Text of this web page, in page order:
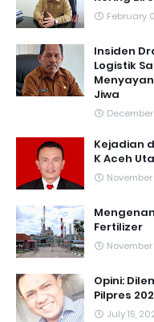
February
Insiden
Logistik
Jiwa
December
Kejadian
K Aceh
November
Fertilizer
Opini:
Pilpres
July 15,